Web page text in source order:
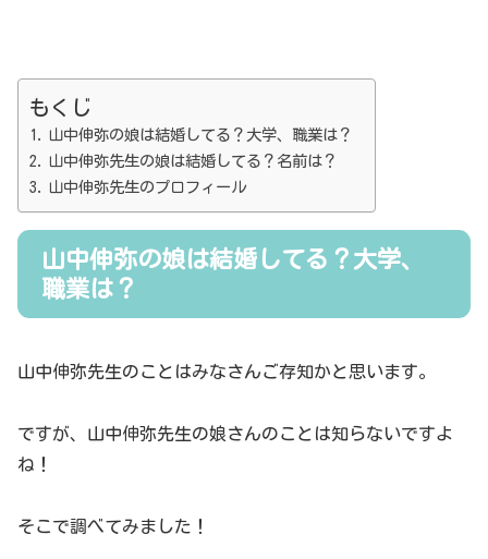
もくじ
山中伸弥の娘は結婚してる？大学、職業は？
山中伸弥先生の娘は結婚してる？名前は？
山中伸弥先生のプロフィール
山中伸弥の娘は結婚してる？大学、
職業は？
山中伸弥先生のことはみなさんご存知かと思います。
ですが、山中伸弥先生の娘さんのことは知らないですよ
ね！
そこで調べてみました！